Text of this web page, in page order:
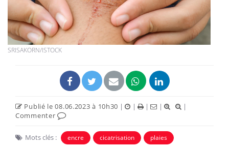
SRISAKORN/ISTOCK
Publié le 08.06.2023 à 10h30 | | | |
|
Commenter
Mots clés : encre cicatrisation plaies